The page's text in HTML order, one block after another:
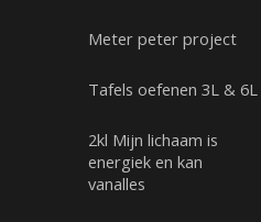
Meter peter project
Tafels oefenen 3L & 6L
2kl Mijn lichaam is
energiek en kan
vanalles